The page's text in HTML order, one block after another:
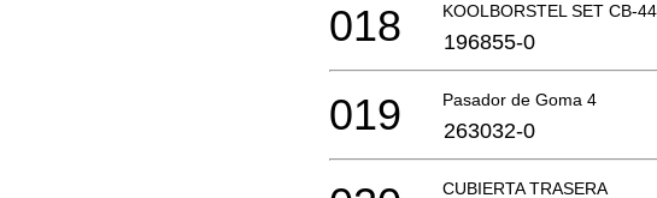
KOOLBORSTEL SET CB-
018 196855-0
Pasador de Goma 4
019 263032-0
CUBIERTA TRASERA